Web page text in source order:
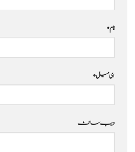
نام*
ای میل*
ویب‌ سائٹ